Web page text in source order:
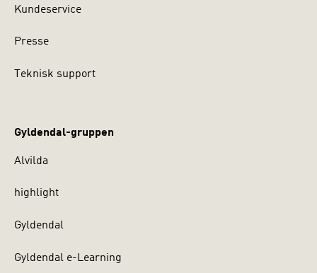
Kundeservice
Presse
Teknisk support
Gyldendal-gruppen
Alvilda
highlight
Gyldendal
Gyldendal e-Learning